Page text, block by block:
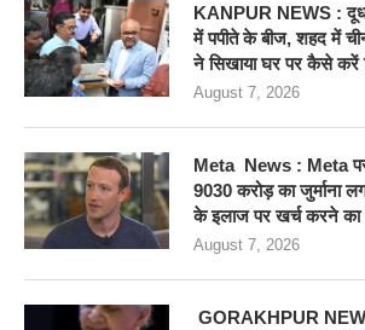
KANPUR NEWS : दूध
में पपीते के बीज, शहद में
ने सिखाया घर पर कैसे करें
August 7, 2026
Meta News : Meta पर
9030 करोड़ का जुर्माना
के इलाज पर खर्च करने
August 7, 2026
GORAKHPUR